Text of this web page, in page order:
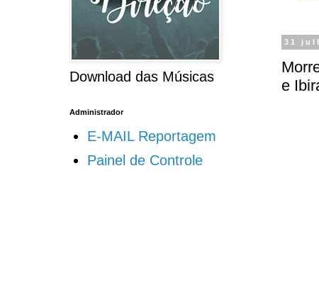
31
e
Download das Músicas
Administrador
E-MAIL Reportagem
Painel de Controle